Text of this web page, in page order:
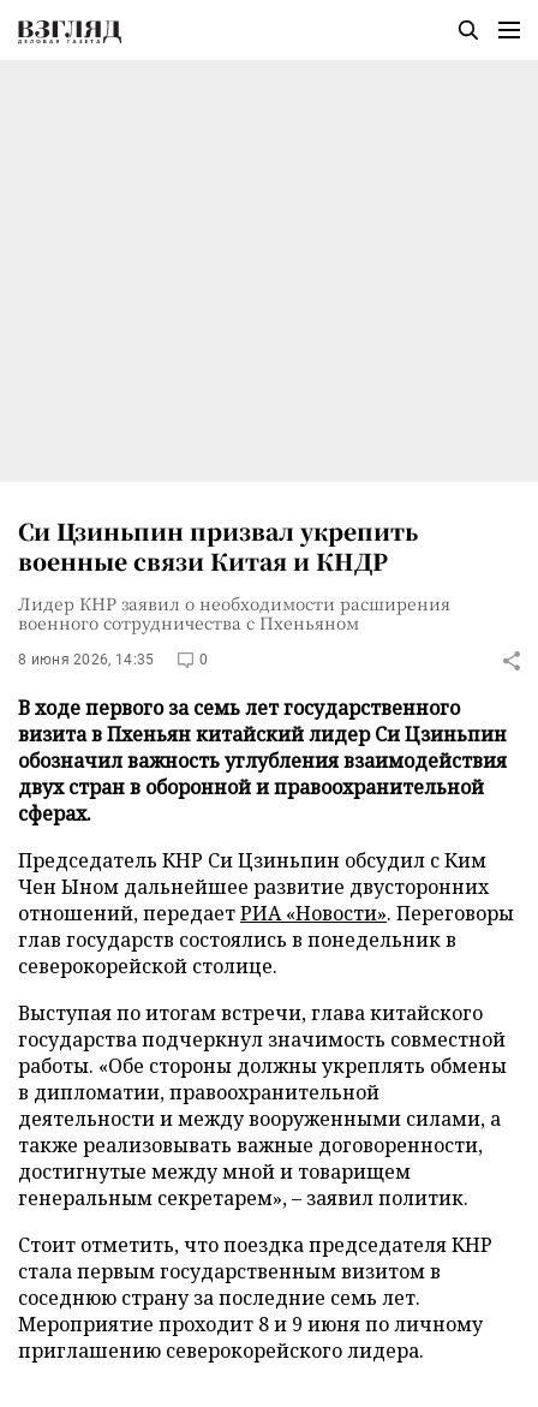
Си Цзиньпин призвал укрепить
военные связи Китая и КНДР
Лидер КНР заявил о необходимости расширения
военного сотрудничества с Пхеньяном
8 июня 2026, 14:35 0
В ходе первого за семь лет государственного
визита в Пхеньян китайский лидер Си Цзиньпин
обозначил важность углубления взаимодействия
двух стран в оборонной и правоохранительной
сферах.
Председатель КНР Си Цзиньпин обсудил с Ким
Чен Ыном дальнейшее развитие двусторонних
отношений, передаетРИА «Новости». Переговоры
глав государств состоялись в понедельник в
северокорейской столице.
Выступая по итогам встречи, глава китайского
государства подчеркнул значимость совместной
работы. «Обе стороны должны укреплять обмены
в дипломатии, правоохранительной
деятельности и между вооруженными силами, а
также реализовывать важные договоренности,
достигнутые между мной и товарищем
генеральным секретарем», – заявил политик.
Стоит отметить, что поездка председателя КНР
стала первым государственным визитом в
соседнюю страну за последние семь лет.
Мероприятие проходит 8 и 9 июня по личному
приглашению северокорейского лидера.